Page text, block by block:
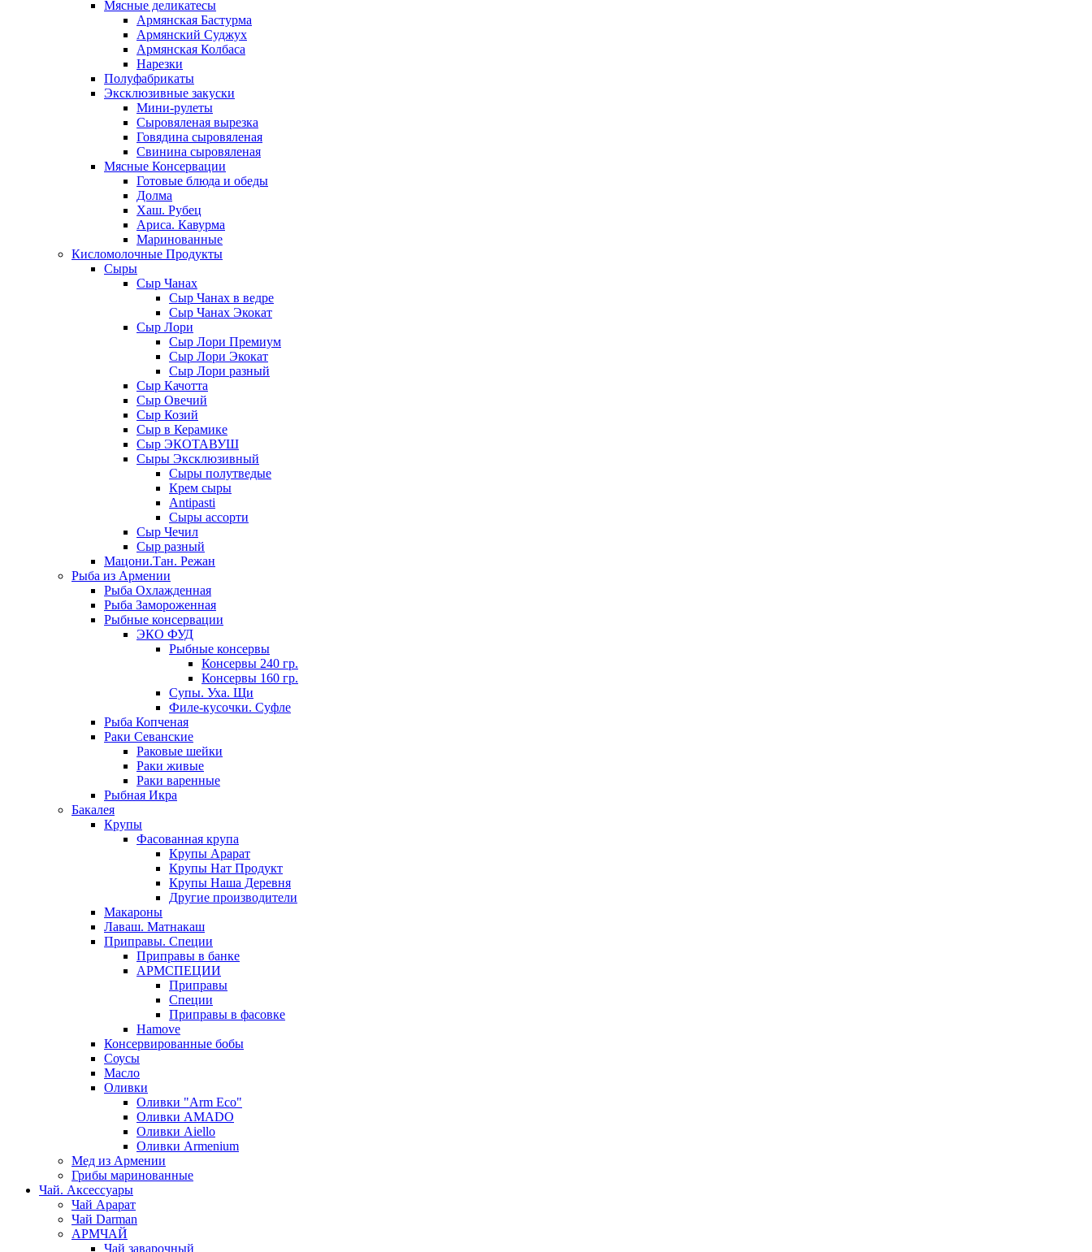
Мясные деликатесы
Армянская Бастурма
Армянский Суджух
Армянская Колбаса
Нарезки
Полуфабрикаты
Эксклюзивные закуски
Мини-рулеты
Сыровяленая вырезка
Говядина сыровяленая
Свинина сыровяленая
Мясные Консервации
Готовые блюда и обеды
Долма
Хаш. Рубец
Ариса. Кавурма
Маринованные
Кисломолочные Продукты
Сыры
Сыр Чанах
Сыр Чанах в ведре
Сыр Чанах Экокат
Сыр Лори
Сыр Лори Премиум
Сыр Лори Экокат
Сыр Лори разный
Сыр Качотта
Сыр Овечий
Сыр Козий
Сыр в Керамике
Сыр ЭКОТАВУШ
Сыры Эксклюзивный
Сыры полутведые
Крем сыры
Antipasti
Сыры ассорти
Сыр Чечил
Сыр разный
Мацони.Тан. Режан
Рыба из Армении
Рыба Охлажденная
Рыба Замороженная
Рыбные консервации
ЭКО ФУД
Рыбные консервы
Консервы 240 гр.
Консервы 160 гр.
Супы. Уха. Щи
Филе-кусочки. Суфле
Рыба Копченая
Раки Севанские
Раковые шейки
Раки живые
Раки варенные
Рыбная Икра
Бакалея
Крупы
Фасованная крупа
Крупы Арарат
Крупы Нат Продукт
Крупы Наша Деревня
Другие производители
Макароны
Лаваш. Матнакаш
Приправы. Специи
Приправы в банке
АРМСПЕЦИИ
Приправы
Специи
Приправы в фасовке
Hamove
Консервированные бобы
Соусы
Масло
Оливки
Оливки "Arm Eco"
Оливки AMADO
Оливки Aiello
Оливки Armenium
Мед из Армении
Грибы маринованные
Чай. Аксессуары
Чай Арарат
Чай Darman
АРМЧАЙ
Чай заварочный